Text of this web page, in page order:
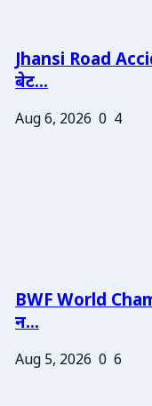
Jhansi Road
बेट...
Aug 6, 2026 0 4
BWF World
न...
Aug 5, 2026 0 6